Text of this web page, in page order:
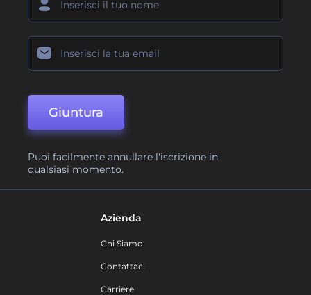
Giuntura
Puoi facilmente annullare l'iscrizione in
qualsiasi momento.
Azienda
Chi Siamo
Contattaci
Carriere